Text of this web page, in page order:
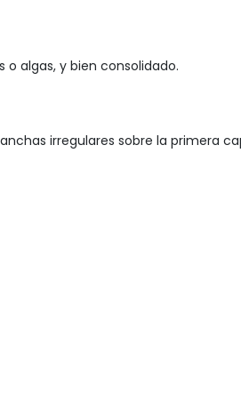
o algas, y bien consolidado.
irregulares sobre la primera